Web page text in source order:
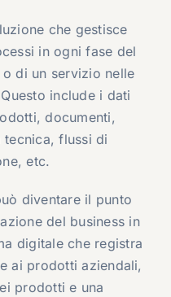
che gestisce
in ogni fase del
di un servizio nelle
include i dati
documenti,
flussi di
etc.
diventare il punto
del business in
digitale che registra
ai prodotti aziendali,
prodotti e una